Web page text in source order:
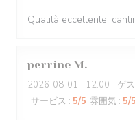
Qualità eccellente,
perrine M
2026-08-01 - 12:00 - ゲ
サービス : 5/5 雰囲気 : 5/5